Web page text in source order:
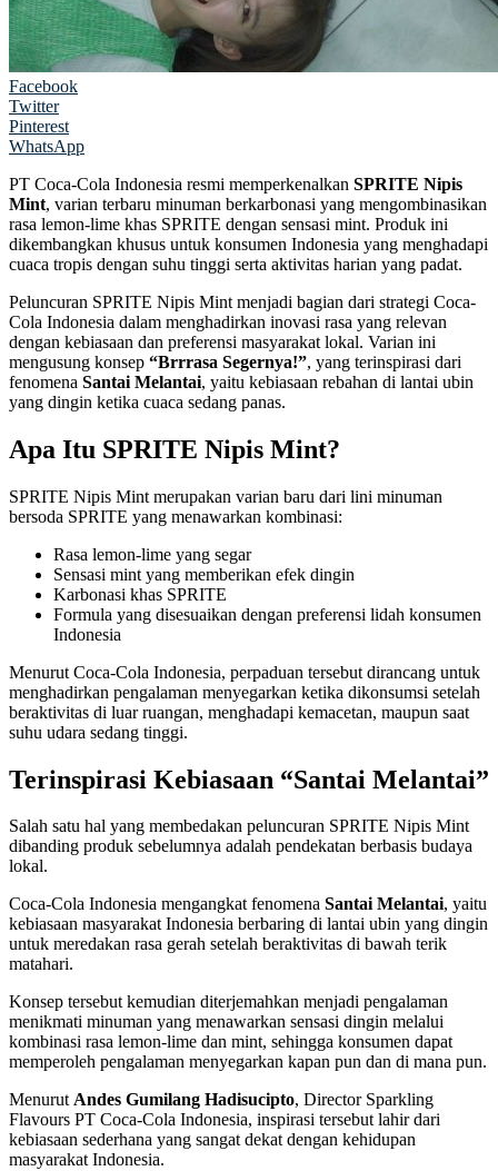
Facebook
Twitter
Pinterest
WhatsApp
PT Coca-Cola Indonesia resmi memperkenalkan SPRITE Nipis
Mint, varian terbaru minuman berkarbonasi yang mengombinasikan
rasa lemon-lime khas SPRITE dengan sensasi mint. Produk ini
dikembangkan khusus untuk konsumen Indonesia yang menghadapi
cuaca tropis dengan suhu tinggi serta aktivitas harian yang padat.
Peluncuran SPRITE Nipis Mint menjadi bagian dari strategi Coca-
Cola Indonesia dalam menghadirkan inovasi rasa yang relevan
dengan kebiasaan dan preferensi masyarakat lokal. Varian ini
mengusung konsep “Brrrasa Segernya!”, yang terinspirasi dari
fenomena Santai Melantai, yaitu kebiasaan rebahan di lantai ubin
yang dingin ketika cuaca sedang panas.
Apa Itu SPRITE Nipis Mint?
SPRITE Nipis Mint merupakan varian baru dari lini minuman
bersoda SPRITE yang menawarkan kombinasi:
Rasa lemon-lime yang segar
Sensasi mint yang memberikan efek dingin
Karbonasi khas SPRITE
Formula yang disesuaikan dengan preferensi lidah konsumen
Indonesia
Menurut Coca-Cola Indonesia, perpaduan tersebut dirancang untuk
menghadirkan pengalaman menyegarkan ketika dikonsumsi setelah
beraktivitas di luar ruangan, menghadapi kemacetan, maupun saat
suhu udara sedang tinggi.
Terinspirasi Kebiasaan “Santai Melantai”
Salah satu hal yang membedakan peluncuran SPRITE Nipis Mint
dibanding produk sebelumnya adalah pendekatan berbasis budaya
lokal.
Coca-Cola Indonesia mengangkat fenomena Santai Melantai, yaitu
kebiasaan masyarakat Indonesia berbaring di lantai ubin yang dingin
untuk meredakan rasa gerah setelah beraktivitas di bawah terik
matahari.
Konsep tersebut kemudian diterjemahkan menjadi pengalaman
menikmati minuman yang menawarkan sensasi dingin melalui
kombinasi rasa lemon-lime dan mint, sehingga konsumen dapat
memperoleh pengalaman menyegarkan kapan pun dan di mana pun.
MenurutAndes Gumilang Hadisucipto, Director Sparkling
Flavours PT Coca-Cola Indonesia, inspirasi tersebut lahir dari
kebiasaan sederhana yang sangat dekat dengan kehidupan
masyarakat Indonesia.